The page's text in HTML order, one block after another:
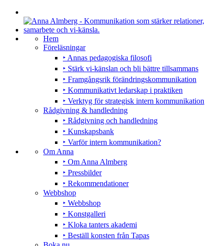
Hem
Föreläsningar
‣ Annas pedagogiska filosofi
‣ Stärk vi-känslan och bli bättre tillsammans
‣ Framgångsrik förändringskommunikation
‣ Kommunikativt ledarskap i praktiken
‣ Verktyg för strategisk intern kommunikation
Rådgivning & handledning
‣ Rådgivning och handledning
‣ Kunskapsbank
‣ Varför intern kommunikation?
Om Anna
‣ Om Anna Almberg
‣ Pressbilder
‣ Rekommendationer
Webbshop
‣ Webbshop
‣ Konstgalleri
‣ Kloka tanters akademi
‣ Beställ konsten från Tapas